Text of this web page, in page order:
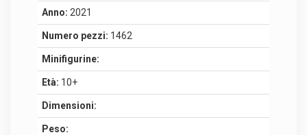
Anno: 2021
Numero pezzi: 1462
Minifigurine:
Età: 10+
Dimensioni:
Peso: